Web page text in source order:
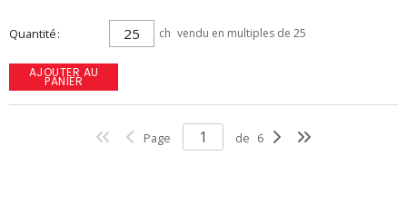
Quantité ch vendu en multiples de 25
AJOUTER AU
PANIER
Page de 6